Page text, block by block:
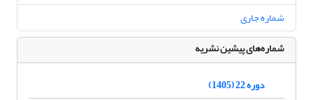
شماره جاری
شماره‌های پیشین نشریه
دوره 22 (1405)